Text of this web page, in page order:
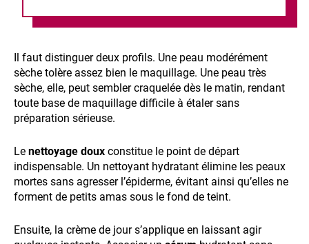
Il faut distinguer deux profils. Une peau modérément
sèche tolère assez bien le maquillage. Une peau très
sèche, elle, peut sembler craquelée dès le matin, rendant
toute base de maquillage difficile à étaler sans
préparation sérieuse.
Le nettoyage doux constitue le point de départ
indispensable. Un nettoyant hydratant élimine les peaux
mortes sans agresser l’épiderme, évitant ainsi qu’elles ne
forment de petits amas sous le fond de teint.
Ensuite, la crème de jour s’applique en laissant agir